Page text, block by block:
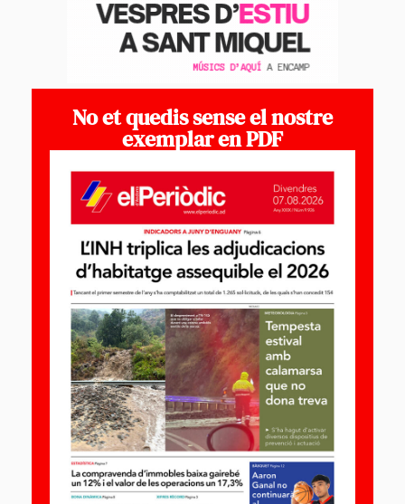
No et quedis sense el nostre
exemplar en PDF